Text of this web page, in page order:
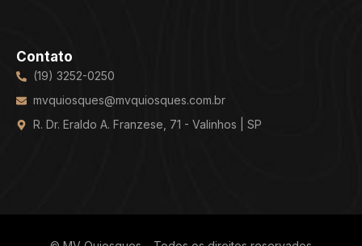
Contato
(19) 3252-0250
mvquiosques@mvquiosques.com.br
R. Dr. Eraldo A. Franzese, 71 - Valinhos | SP